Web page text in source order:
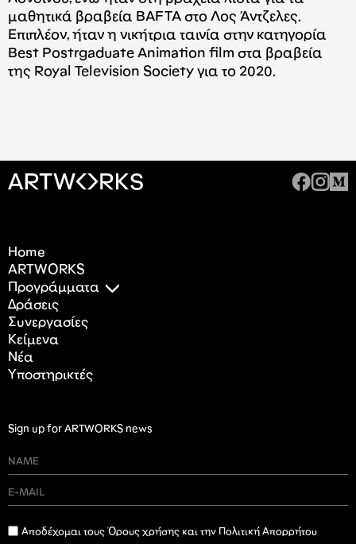
μαθητικά βραβεία BAFTA στο Λος Άντζελες.
Επιπλέον, ήταν η νικήτρια ταινία στην κατηγορία
Best Postrgaduate Animation film στα βραβεία
της Royal Television Society για το 2020.
Home
ARTWORKS
Προγράμματα
Δράσεις
Συνεργασίες
Κείμενα
Nέα
Υποστηρικτές
Sign up for ARTWORKS news
Αποδέχομαι τους Όρους χρήσης και την Πολιτική Απορρήτου